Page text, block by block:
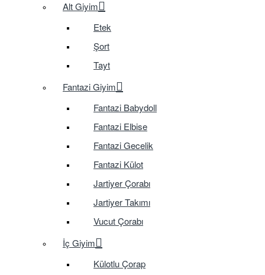
Alt Giyim
Etek
Şort
Tayt
Fantazi Giyim
Fantazi Babydoll
Fantazi Elbise
Fantazi Gecelik
Fantazi Külot
Jartiyer Çorabı
Jartiyer Takımı
Vucut Çorabı
İç Giyim
Külotlu Çorap